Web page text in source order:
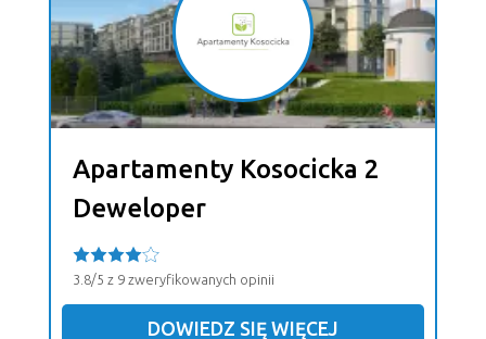
Apartamenty Kosocicka 2
Deweloper
3.8/5 z 9 zweryfikowanych opinii
DOWIEDZ SIĘ WIĘCEJ